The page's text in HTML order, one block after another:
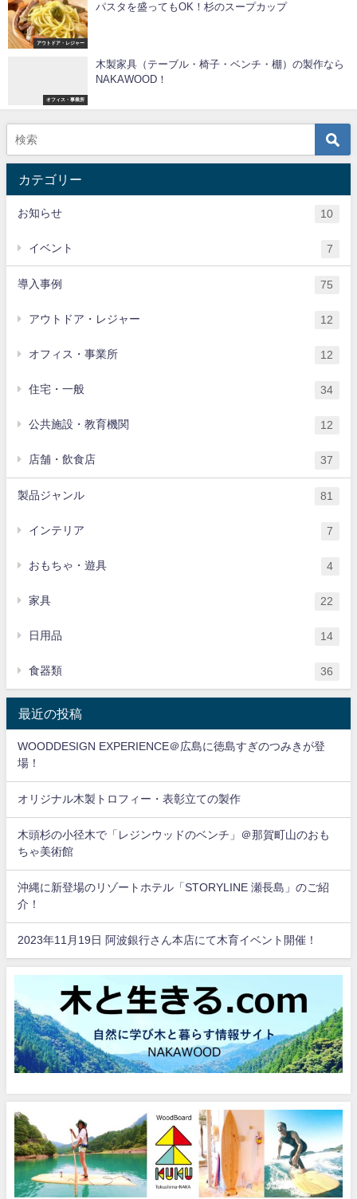
アウトドア・レジャー
パスタを盛ってもOK！杉のスープカップ
オフィス・事業所
木製家具（テーブル・椅子・ベンチ・棚）の製作なら
NAKAWOOD！
カテゴリー
お知らせ 10
イベント 7
導入事例 75
アウトドア・レジャー 12
オフィス・事業所 12
住宅・一般 34
公共施設・教育機関 12
店舗・飲食店 37
製品ジャンル 81
インテリア 7
おもちゃ・遊具 4
家具 22
日用品 14
食器類 36
最近の投稿
WOODDESIGN EXPERIENCE＠広島に徳島すぎのつみきが登
場！
オリジナル木製トロフィー・表彰立ての製作
木頭杉の小径木で「レジンウッドのベンチ」＠那賀町山のおも
ちゃ美術館
沖縄に新登場のリゾートホテル「STORYLINE 瀬長島」のご紹
介！
2023年11月19日 阿波銀行さん本店にて木育イベント開催！